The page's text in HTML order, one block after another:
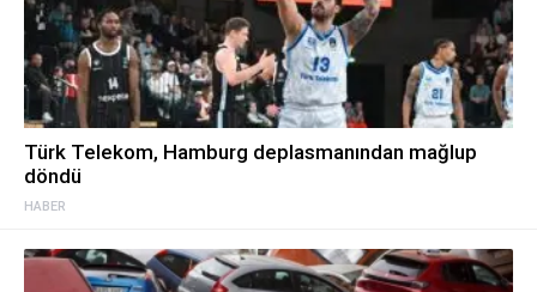
HABER
Türk Telekom, Hamburg deplasmanından mağlup
döndü